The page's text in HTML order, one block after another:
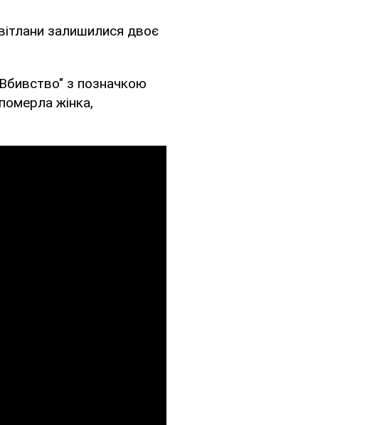
залишилися двоє
з позначкою
жінка,